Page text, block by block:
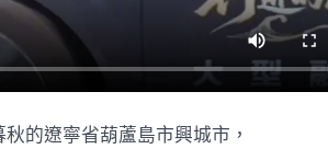
的遼寧省葫蘆島市興城市，